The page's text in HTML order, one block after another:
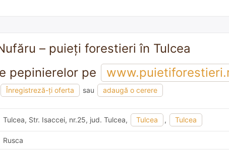
– puieți forestieri în Tulcea
Vezi toate ofertele pepinierelor pe
Înregistreză-ți oferta sau
adaugă o cerere
Tulcea, Str. Isaccei, nr.25, jud. Tulcea, Tulcea , Tulcea
Rusca